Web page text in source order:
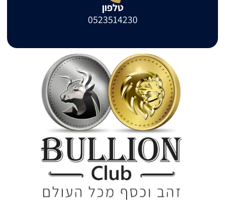
טלפון
0523514230